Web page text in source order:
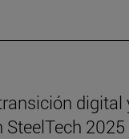
digital
2025